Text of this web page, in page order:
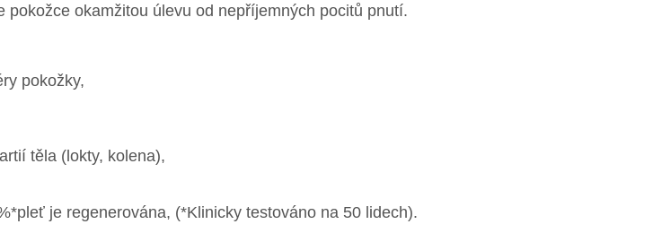
okamžitou úlevu od nepříjemných pocitů pnutí.
pokožky,
těla (lokty, kolena),
je regenerována, (*Klinicky testováno na 50 lidech).